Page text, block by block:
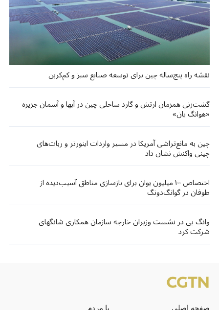
نقشه راه پنج‌ساله چین برای توسعه صنایع سبز و کم‌کربن
گشت‌زنی‌ همزمان ارتش و گارد ساحلی چین در آبها و آسمان جزیره
«هوانگ‌ یان»
چین به مانع‌تراشی آمریکا در مسیر واردات اینورتر و ربات‌های
چینی واکنش نشان داد
اختصاص ۱۰۰ میلیون یوان برای بازسازی مناطق آسیب‌دیده از
طوفان در گوانگ‌دونگ
وانگ یی در نشست وزیران خارجه سازمان همکاری شانگهای
شرکت کرد
صفحه اصلی
با مردم